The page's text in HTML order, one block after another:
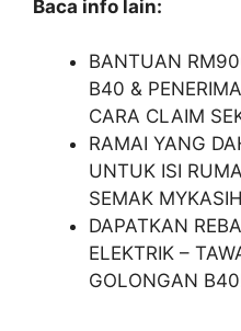
Baca info lain:
BANTUAN
B40 &
CARA CLAIM
RAMAI YANG
UNTUK ISI
SEMAK
DAPATKAN
ELEKTRIK –
GOLONGAN